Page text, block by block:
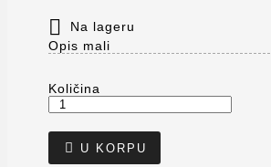

Na lageru
Opis mali
Količina
 U KORPU